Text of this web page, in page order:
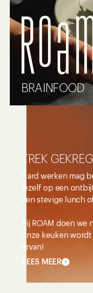
BRAINFOOD
TREK
Hard werken mag
jezelf op een
een stevige lunch
Bij ROAM doen
onze keuken
ervan!
LEES MEER